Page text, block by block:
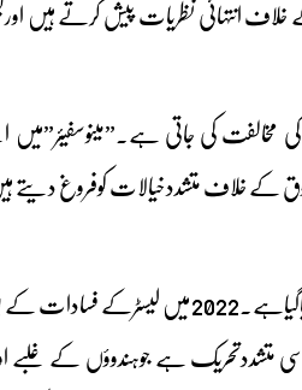
انتہائی نظریات پیش کرتے ہیں
کی جاتی ہے۔”مینوسفیئر”میں
کے خلاف متشددخیالات کوفروغ دیتے
رپورٹ میں ہندوقوم پرستی اورہندوتواکوبھی انتہاپسندی کے
متشددتحریک ہے جوہندوؤں کے